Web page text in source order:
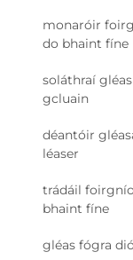
monaróir
do bhaint fíne
soláthraí
gcluain
déantóir
léaser
trádáil
bhaint fíne
gléas fógra